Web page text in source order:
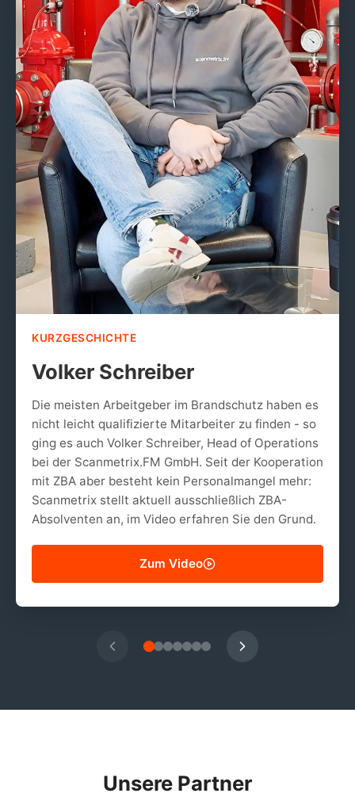
KURZGESCHICHTE
Volker Schreiber
Die meisten Arbeitgeber im Brandschutz haben es
nicht leicht qualifizierte Mitarbeiter zu finden - so
ging es auch Volker Schreiber, Head of Operations
bei der Scanmetrix.FM GmbH. Seit der Kooperation
mit ZBA aber besteht kein Personalmangel mehr:
Scanmetrix stellt aktuell ausschließlich ZBA-
Absolventen an, im Video erfahren Sie den Grund.
Zum Video
Unsere Partner